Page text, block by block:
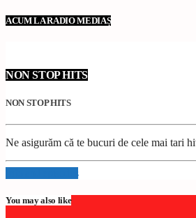
ACUM LA RADIO MEDIAȘ
NON STOP HITS
NON STOP HITS
Ne asigurăm că te bucuri de cele mai tari
Info and episodes
You may also like